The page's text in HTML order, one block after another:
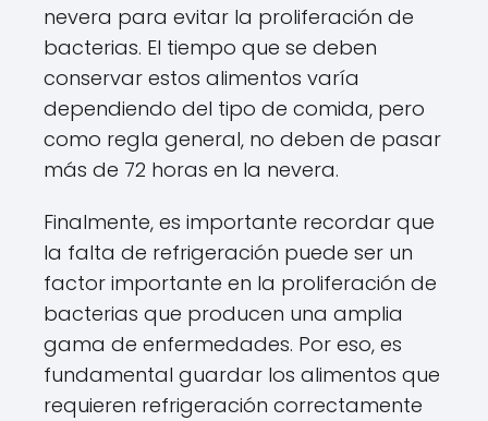
nevera para evitar la proliferación de
bacterias. El tiempo que se deben
conservar estos alimentos varía
dependiendo del tipo de comida, pero
como regla general, no deben de pasar
más de 72 horas en la nevera.
Finalmente, es importante recordar que
la falta de refrigeración puede ser un
factor importante en la proliferación de
bacterias que producen una amplia
gama de enfermedades. Por eso, es
fundamental guardar los alimentos que
requieren refrigeración correctamente